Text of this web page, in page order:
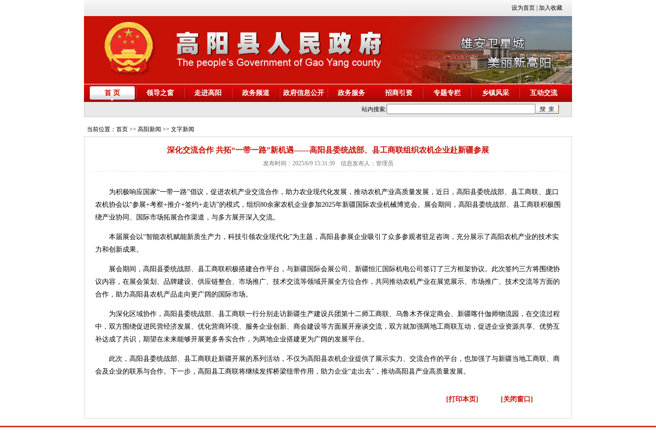
设为首页 加入收藏
首 页 领导之窗 走进高阳 政务频道 政府信息公开 政务服务 招商引资 专题专栏 乡镇风采 互动交流
站内搜索:
当前位置： 首页 >> 高阳新闻 >> 文字新闻
深化交流合作 共拓“一带一路”新机遇——高阳县委统战部、县工商联组织农机企业赴新疆参展
发布时间：2025/6/9 15:31:39 信息发布人：管理员
为积极响应国家“一带一路”倡议，促进农机产业交流合作，助力农业现代化发展，推动农机产业高质量发展，近日，高阳县委统战部、县工商联、庞口
农机协会以“参展+考察+推介+签约+走访”的模式，组织80余家农机企业参加2025年新疆国际农业机械博览会。展会期间，高阳县委统战部、县工商联积极围
绕产业协同、国际市场拓展合作渠道，与多方展开深入交流。
本届展会以“智能农机赋能新质生产力，科技引领农业现代化”为主题，高阳县参展企业吸引了众多参观者驻足咨询，充分展示了高阳农机产业的技术实
力和创新成果。
展会期间，高阳县委统战部、县工商联积极搭建合作平台，与新疆国际会展公司、新疆恒汇国际机电公司签订了三方框架协议。此次签约三方将围绕协
议内容，在展会策划、品牌建设、供应链整合、市场推广、技术交流等领域开展全方位合作，共同推动农机产业在展览展示、市场推广、技术交流等方面的
合作，助力高阳县农机产品走向更广阔的国际市场。
为深化区域协作，高阳县委统战部、县工商联一行分别走访新疆生产建设兵团第十二师工商联、乌鲁木齐保定商会、新疆喀什伽师物流园，在交流过程
中，双方围绕促进民营经济发展、优化营商环境、服务企业创新、商会建设等方面展开座谈交流，双方就加强两地工商联互动，促进企业资源共享、优势互
补达成了共识，期望在未来能够开展更多务实合作，为两地企业搭建更为广阔的发展平台。
此次，高阳县委统战部、县工商联赴新疆开展的系列活动，不仅为高阳县农机企业提供了展示实力、交流合作的平台，也加强了与新疆当地工商联、商
会及企业的联系与合作。下一步，高阳县工商联将继续发挥桥梁纽带作用，助力企业“走出去”，推动高阳县产业高质量发展。
[打印本页] [关闭窗口]